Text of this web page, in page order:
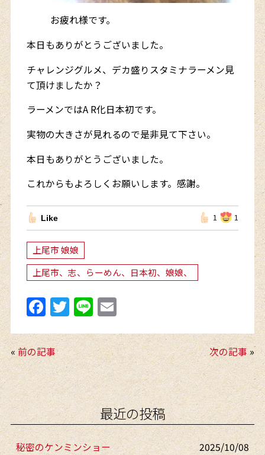
お疲れ様です。
本日もありがとうございました。
チャレンジグルメ、デカ盛りスタミナラーメン見
て頂けましたか？
ラーメンではA R化日本初です。
実物の大きさが見れるので是非見て下さい。
本日もありがとうございました。
これからもよろしくお願いします。感謝。
Like 1 1
上尾市 娘娘
上尾市、志、らーめん、日本初、娘娘、
F
a
c
e
b
o
o
k
T
w
itt
er
Li
n
e
E
ai
l
«前の記事 次の記事»
最近の投稿
秘密のケンミンショー
2025/10/08